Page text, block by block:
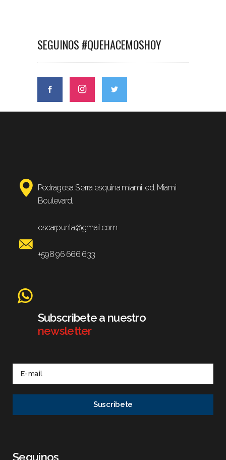
SEGUINOS #QUEHACEMOSHOY
Pedragosa Sierra esquina miami, ed. Miami
Boulevard.
oscarpunta@gmail.com
+598 96 666 633
Subscribete a nuestro
newsletter
Seguinos